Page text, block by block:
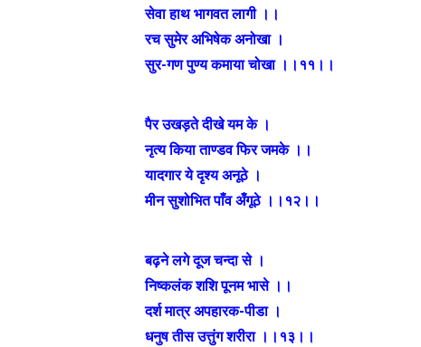
सेवा हाथ भागवत लागी ।।
रच सुमेर अभिषेक अनोखा ।
सुर-गण पुण्य कमाया चोखा ।।११।।
पैर उखड़ते दीखे यम के ।
नृत्य किया ताण्डव फिर जमके ।।
यादगार ये दृश्य अनूठे ।
मीन सुशोभित पाँव अँगूठे ।।१२।।
बढ़ने लगे दूज चन्दा से ।
निष्कलंक शशि पूनम भासे ।।
दर्श मात्र अपहारक-पीडा ।
धनुष तीस उत्तुंग शरीरा ।।१३।।